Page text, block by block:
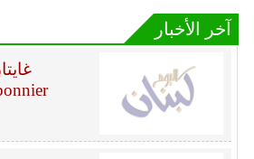
آخر الأخبار